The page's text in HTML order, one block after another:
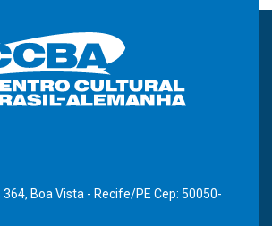
364, Boa Vista - Recife/PE Cep: 50050-